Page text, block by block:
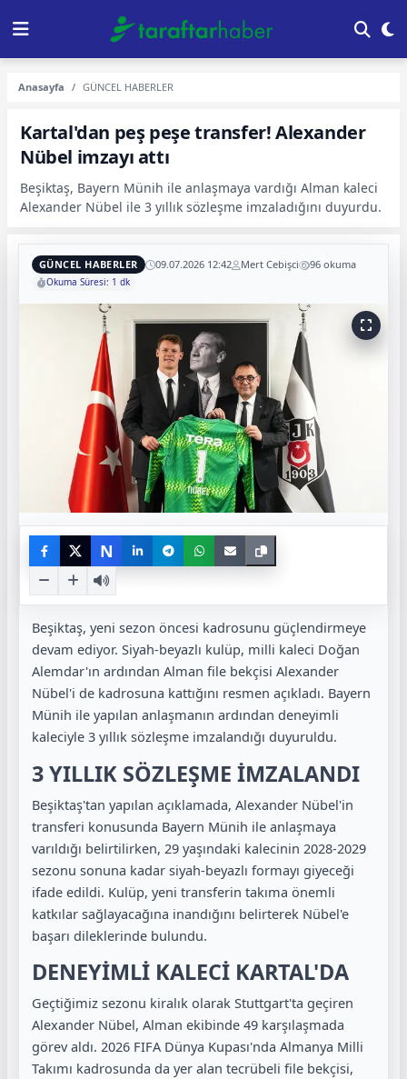
Anasayfa GÜNCEL HABERLER
Kartal'dan peş peşe transfer! Alexander
Nübel imzayı attı
Beşiktaş, Bayern Münih ile anlaşmaya vardığı Alman kaleci
Alexander Nübel ile 3 yıllık sözleşme imzaladığını duyurdu.
GÜNCEL HABERLER 09.07.2026 12:42 Mert Cebişci 96 okuma
Okuma Süresi: 1 dk
N
Beşiktaş, yeni sezon öncesi kadrosunu güçlendirmeye
devam ediyor. Siyah-beyazlı kulüp, milli kaleci Doğan
Alemdar'ın ardından Alman file bekçisi Alexander
Nübel'i de kadrosuna kattığını resmen açıkladı. Bayern
Münih ile yapılan anlaşmanın ardından deneyimli
kaleciyle 3 yıllık sözleşme imzalandığı duyuruldu.
3 YILLIK SÖZLEŞME İMZALANDI
Beşiktaş'tan yapılan açıklamada, Alexander Nübel'in
transferi konusunda Bayern Münih ile anlaşmaya
varıldığı belirtilirken, 29 yaşındaki kalecinin 2028-2029
sezonu sonuna kadar siyah-beyazlı formayı giyeceği
ifade edildi. Kulüp, yeni transferin takıma önemli
katkılar sağlayacağına inandığını belirterek Nübel'e
başarı dileklerinde bulundu.
DENEYİMLİ KALECİ KARTAL'DA
Geçtiğimiz sezonu kiralık olarak Stuttgart'ta geçiren
Alexander Nübel, Alman ekibinde 49 karşılaşmada
görev aldı. 2026 FIFA Dünya Kupası'nda Almanya Milli
Takımı kadrosunda da yer alan tecrübeli file bekçisi,